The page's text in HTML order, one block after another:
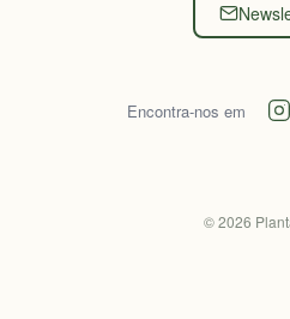
Encontra-nos em
©2026